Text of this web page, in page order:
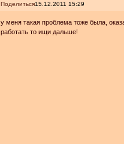
Поделиться15.12.2011 15:29
у меня такая проблема тоже была,
работать то ищи дальше!